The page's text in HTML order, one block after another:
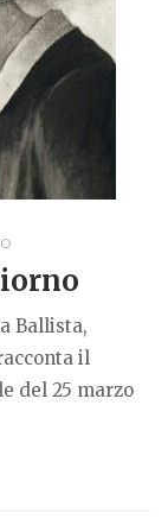
Ballista,
il
del 25 marzo